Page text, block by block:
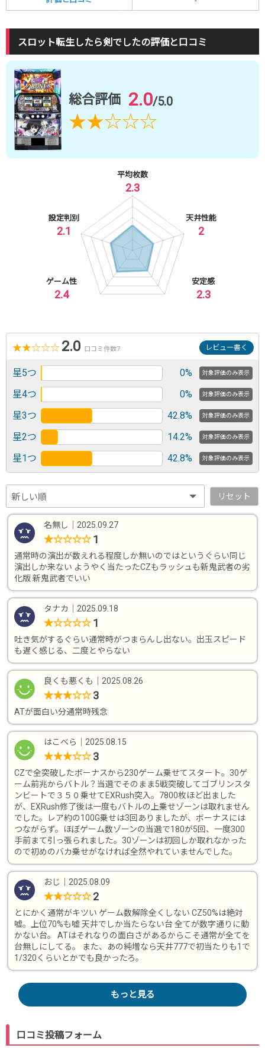
スロット転生したら剣でしたの評価と口コミ
総合評価 2.0/5.0
★★☆☆☆
2.3
平均枚数
2
天井性能
2.3
安定感
2.4
ゲーム性
2.1
設定判別
★★☆☆☆ 2.0 口コミ件数7 レビュー書く
星5つ 0% 対象評価のみ表示
星4つ 0% 対象評価のみ表示
星3つ 42.8% 対象評価のみ表示
星2つ 14.2% 対象評価のみ表示
星1つ 42.8% 対象評価のみ表示
リセット
名無し 2025.09.27
★☆☆☆☆ 1
通常時の演出が数えれる程度しか無いのではというぐらい同じ
演出しか来ない ようやく当たったCZもラッシュも新鬼武者の劣
化版 新鬼武者でいい
タナカ 2025.09.18
★☆☆☆☆ 1
吐き気がするぐらい通常時がつまらんし出ない。出玉スピード
も遅く感じる、二度とやらない
良くも悪くも 2025.08.26
★★★☆☆ 3
ATが面白い分通常時残念
はこべら 2025.08.15
★★★☆☆ 3
CZで全突破したボーナスから230ゲーム乗せてスタート。30ゲ
ーム前兆からバトル？当選でそのまま5戦突破してゴブリンスタ
ンビートで３５０乗せてEXRush突入。7800枚ほど出ました
が、EXRush修了後は一度もバトルの上乗せゾーンは取れません
でした。レア約の100G乗せは3回ありましたが、ボーナスには
つながらず。ほぼゲーム数ゾーンの当選で180が5回、一度300
手前まて引っ張られました。30ゾーンは初回しか取れなかった
ので初めのバカ乗せがなければ全然やれていませんでした。
おじ 2025.08.09
★★☆☆☆ 2
とにかく通常がキツい ゲーム数解除全くしない CZ50%は絶対
嘘。上位70%も嘘 天井でしか当たらない台 全てが数字通りに動
かない台。 ATはそれなりの面白さがあるからこそ通常が全てを
台無しにしてる。 また、あの純増なら天井777で初当たりも1で
1/320くらいとかでも良かったろ。
もっと見る
口コミ投稿フォーム